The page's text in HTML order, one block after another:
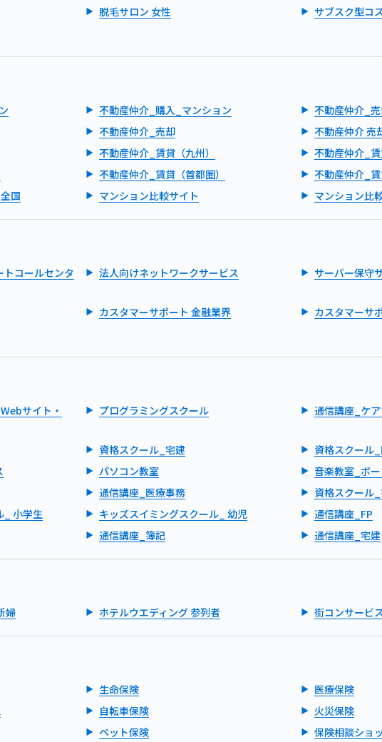
脱毛サロン 女性 サブスク型コ
不動産仲介_購入_マンション 不動産仲介_
不動産仲介_売却 不動産仲介 売
不動産仲介_賃貸（九州） 不動産仲介_賃
不動産仲介_賃貸（首都圏） 不動産仲介_賃
国
マンション比較サイト マンション比
コールセンタ
法人向けネットワークサービス サーバー保守
カスタマーサポート 金融業界 カスタマーサ
サイト・
プログラミングスクール 通信講座_ケ
資格スクール_宅建 資格スクール
パソコン教室 音楽教室_ボ
通信講座_医療事務 資格スクール
_ 小学生
キッズスイミングスクール_ 幼児 通信講座_FP
通信講座_簿記 通信講座_宅建
婦 ホテルウエディング 参列者 街コンサービス
生命保険 医療保険
自転車保険 火災保険
ペット保険 保険相談ショ